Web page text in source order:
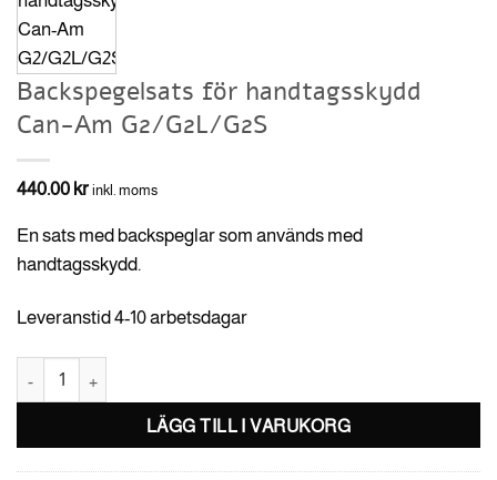
Backspegelsats för handtagsskydd
Can-Am G2/G2L/G2S
440.00 kr inkl. moms
En sats med backspeglar som används med
handtagsskydd.
Leveranstid 4-10 arbetsdagar
Backspegelsats för handtagsskydd Can-Am G2/G2L/G2S mängd
LÄGG TILL I VARUKORG